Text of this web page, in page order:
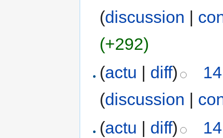
(discussion |
(+292)
(actu | diff)
(discussion |
(actu diff)